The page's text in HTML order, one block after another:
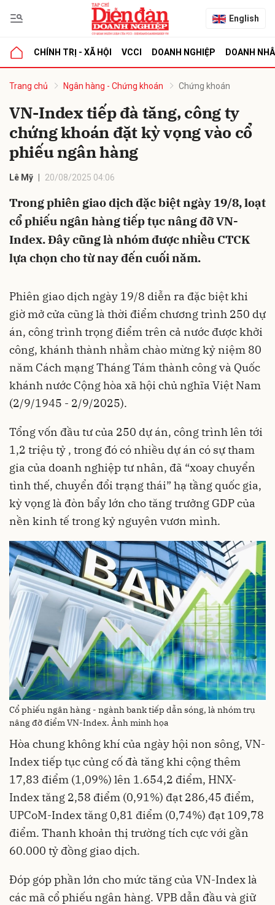
English
CHÍNH TRỊ - XÃ HỘI VCCI DOANH NGHIỆP DOANH
Trang chủ Ngân hàng - Chứng khoán Chứng khoán
VN-Index tiếp đà tăng, công ty
chứng khoán đặt kỳ vọng vào cổ
phiếu ngân hàng
Lê Mỹ 20/08/2025 04:06
Trong phiên giao dịch đặc biệt ngày 19/8, loạt
cổ phiếu ngân hàng tiếp tục nâng đỡ VN-
Index. Đây cũng là nhóm được nhiều CTCK
lựa chọn cho từ nay đến cuối năm.
Phiên giao dịch ngày 19/8 diễn ra đặc biệt khi
giờ mở cửa cũng là thời điểm chương trình 250 dự
án, công trình trọng điểm trên cả nước được khởi
công, khánh thành nhằm chào mừng kỷ niệm 80
năm Cách mạng Tháng Tám thành công và Quốc
khánh nước Cộng hòa xã hội chủ nghĩa Việt Nam
(2/9/1945 - 2/9/2025).
Tổng vốn đầu tư của 250 dự án, công trình lên tới
1,2 triệu tỷ , trong đó có nhiều dự án có sự tham
gia của doanh nghiệp tư nhân, đã “xoay chuyển
tình thế, chuyển đổi trạng thái” hạ tầng quốc gia,
kỳ vọng là đòn bẩy lớn cho tăng trưởng GDP của
nền kinh tế trong kỷ nguyên vươn mình.
Cổ phiếu ngân hàng - ngành bank tiếp dẫn sóng, là nhóm trụ
nâng đỡ điểm VN-Index. Ảnh minh họa
Hòa chung không khí của ngày hội non sông, VN-
Index tiếp tục củng cố đà tăng khi cộng thêm
17,83 điểm (1,09%) lên 1.654,2 điểm, HNX-
Index tăng 2,58 điểm (0,91%) đạt 286,45 điểm,
UPCoM-Index tăng 0,81 điểm (0,74%) đạt 109,78
điểm. Thanh khoản thị trường tích cực với gần
60.000 tỷ đồng giao dịch.
Đóp góp phần lớn cho mức tăng của VN-Index là
các mã cổ phiếu ngân hàng. VPB dẫn đầu và giữ
luận
Hủy